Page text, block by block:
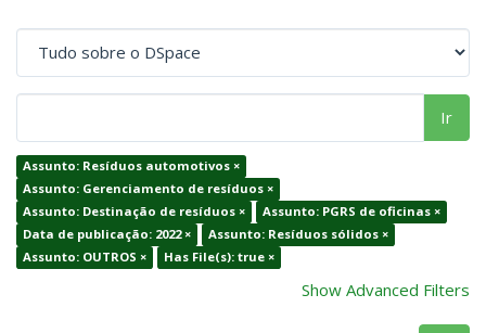
Ir
Assunto: Resíduos automotivos ×
Assunto: Gerenciamento de resíduos ×
Assunto: Destinação de resíduos ×
Assunto: PGRS de oficinas ×
Data de publicação: 2022 ×
Assunto: Resíduos sólidos ×
Assunto: OUTROS ×
Has File(s): true ×
Show Advanced Filters